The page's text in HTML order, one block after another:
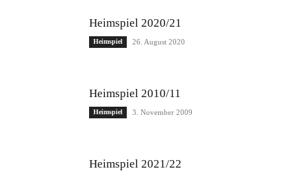
Heimspiel 2020/21
Heimspiel 26. August 2020
Heimspiel 2010/11
Heimspiel 3. November 2009
Heimspiel 2021/22